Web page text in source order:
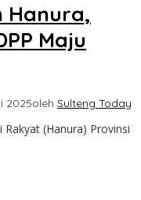
Hanura,
Maju
2025oleh Sulteng Today
(Hanura) Provinsi